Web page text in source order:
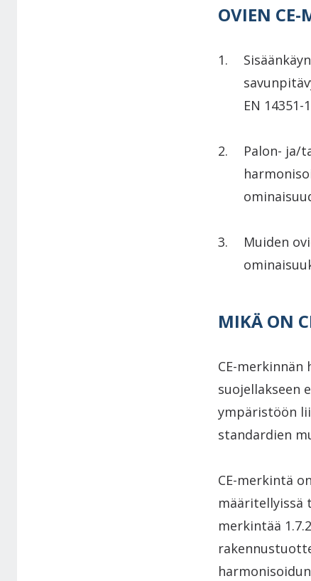
OVIEN
EN
Palon- ja/
Muiden
MIKÄ ON
CE-
suojellakseen
ympäristöön
standardien
CE-merkintä
määritellyissä
merkintää